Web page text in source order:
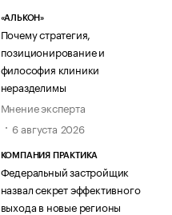
«АЛЬКОН»
Почему стратегия,
позиционирование и
философия клиники
неразделимы
Мнение эксперта
6 августа 2026
КОМПАНИЯ ПРАКТИКА
Федеральный застройщик
назвал секрет эффективного
выхода в новые регионы